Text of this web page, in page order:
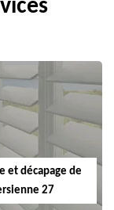
et décapage de
27